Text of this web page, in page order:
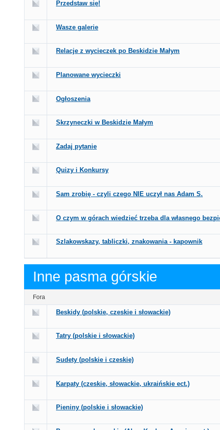
Przedstaw się!
Wasze galerie
Relacje z wycieczek po Beskidzie Małym
Planowane wycieczki
Ogłoszenia
Skrzyneczki w Beskidzie Małym
Zadaj pytanie
Quizy i Konkursy
Sam zrobię - czyli czego NIE uczył nas Adam S.
O czym w górach wiedzieć trzeba dla własnego
Szlakowskazy, tabliczki, znakowania - kapownik
Inne pasma górskie
Fora
Beskidy (polskie, czeskie i słowackie)
Tatry (polskie i słowackie)
Sudety (polskie i czeskie)
Karpaty (czeskie, słowackie, ukraińskie ect.)
Pieniny (polskie i słowackie)